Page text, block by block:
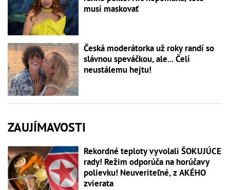
musí maskovať
Česká moderátorka už roky randí so
slávnou speváčkou, ale... Čelí
neustálemu hejtu!
ZAUJÍMAVOSTI
Rekordné teploty vyvolali ŠOKUJÚCE
rady! Režim odporúča na horúčavy
polievku! Neuveriteľné, z AKÉHO
zvierata